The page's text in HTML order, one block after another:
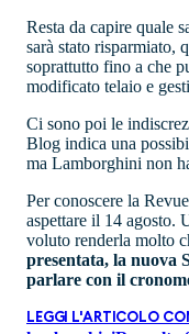
Resta da capire quale
sarà stato risparmiato,
soprattutto fino a che
modificato telaio e
Ci sono poi le
Blog indica una
ma Lamborghini non
Per conoscere la
aspettare il 14 agosto.
voluto renderla molto
presentata, la nuova
parlare con il
LEGGI L'ARTICOLO